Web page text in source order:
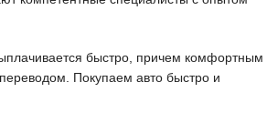
быстро, причем комфортным
Покупаем авто быстро и